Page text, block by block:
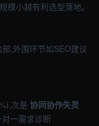
模小越有利选型落地。
,外围环节如SEO建议
次是 协同协作失灵
一需求诊断